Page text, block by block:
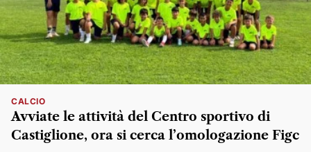
CALCIO
Avviate le attività del Centro sportivo di
Castiglione, ora si cerca l’omologazione Figc